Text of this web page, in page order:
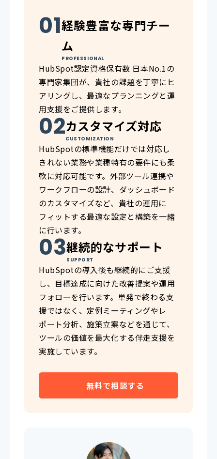
経験豊富な専門チー
ム
PROFESSIONAL
HubSpot認定資格保有数 日本No.1の
専門家集団が、貴社の課題を丁寧にヒ
アリングし、最適なプランニングと運
用支援をご提供します。
カスタマイズ対応
CUSTOMIZATION
HubSpotの標準機能だけでは対応し
きれない業務や業種特有の要件にも柔
軟に対応可能です。外部ツール連携や
ワークフローの設計、ダッシュボード
のカスタマイズなど、貴社の運用に
フィットする最適な設定と構築を一緒
に行います。
継続的なサポート
SUPPORT
HubSpotの導入後も継続的にご支援
し、目標達成に向けた改善提案や運用
フォローを行います。単発で終わる支
援ではなく、定例ミーティングやレ
ポート分析、施策立案などを通じて、
ツールの価値を最大化する伴走支援を
実施しています。
無料で相談する